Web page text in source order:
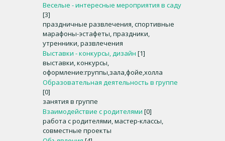
Веселые - интересные мероприятия в саду
[3]
праздничные развлечения, спортивные
марафоны-эстафеты, праздники,
утренники, развлечения
Выставки - конкурсы, дизайн [1]
выставки, конкурсы,
оформление:группы,зала,фойе,холла
Образовательная деятельность в группе
[0]
занятия в группе
Взаимодействие с родителями [0]
работа с родителями, мастер-классы,
совместные проекты